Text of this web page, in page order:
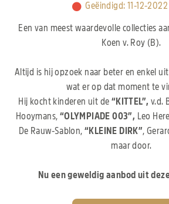
Geëindigd: 11-12-
Een van meest waardevolle collecties
Koen v. Roy (B).
Altijd is hij opzoek naar beter en enkel
wat er op dat moment te
Hij kocht kinderen uit de “KITTEL”, v.d.
Hooymans, “OLYMPIADE 003”, Leo
De Rauw-Sablon,“KLEINE DIRK”,
maar door.
Nu een geweldig aanbod uit